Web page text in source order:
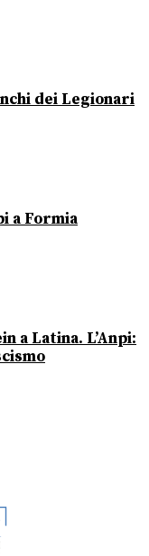
dei Legionari
a Formia
a Latina. L’Anpi: